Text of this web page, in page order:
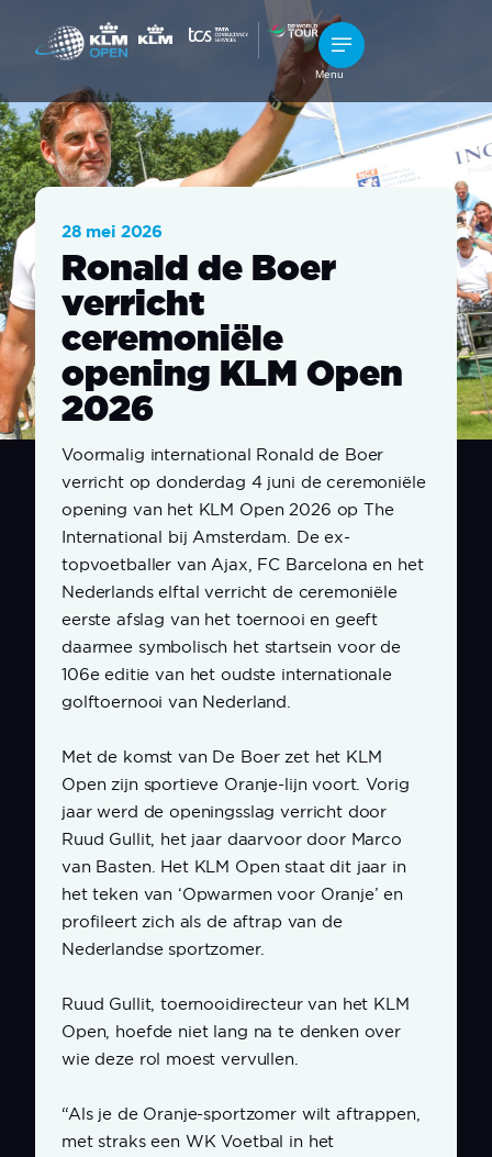
Menu
28 mei 2026
Ronald de Boer
verricht
ceremoniële
opening KLM Open
2026
Voormalig international Ronald de Boer
verricht op donderdag 4 juni de ceremoniële
opening van het KLM Open 2026 op The
International bij Amsterdam. De ex-
topvoetballer van Ajax, FC Barcelona en het
Nederlands elftal verricht de ceremoniële
eerste afslag van het toernooi en geeft
daarmee symbolisch het startsein voor de
106e editie van het oudste internationale
golftoernooi van Nederland.
Met de komst van De Boer zet het KLM
Open zijn sportieve Oranje-lijn voort. Vorig
jaar werd de openingsslag verricht door
Ruud Gullit, het jaar daarvoor door Marco
van Basten. Het KLM Open staat dit jaar in
het teken van ‘Opwarmen voor Oranje’ en
profileert zich als de aftrap van de
Nederlandse sportzomer.
Ruud Gullit, toernooidirecteur van het KLM
Open, hoefde niet lang na te denken over
wie deze rol moest vervullen.
“Als je de Oranje-sportzomer wilt aftrappen,
met straks een WK Voetbal in het